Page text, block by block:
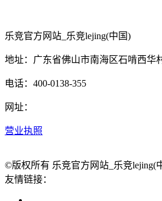
乐竞官方网站_乐竞lejing(中国)
地址：广东省佛山市南海区石啃西华
电话：400-0138-355
网址：
营业执照
©版权所有 乐竞官方网站_乐竞lejing(
友情链接：